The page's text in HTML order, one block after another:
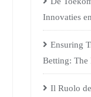
Innovaties
Ensuring
Betting: The
Il Ruolo